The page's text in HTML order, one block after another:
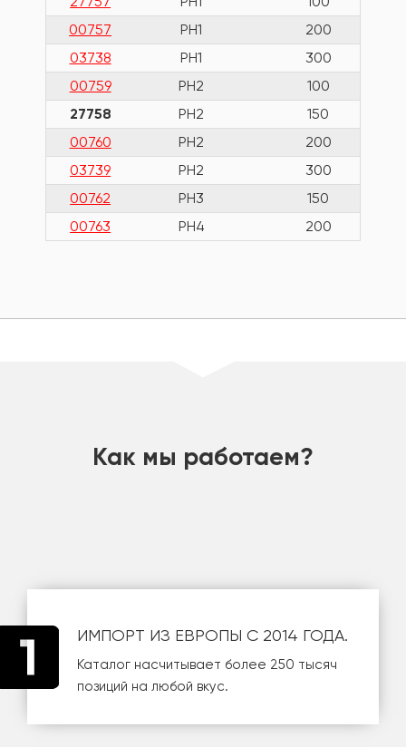
00757
PH1
200
03738
PH1
300
00759
PH2
100
27758
PH2
150
00760
PH2
200
03739
PH2
300
00762
PH3
150
00763
PH4 200
Как мы работаем?
ИМПОРТ ИЗ ЕВРОПЫ С 2014 ГОДА.
Каталог насчитывает более 250 тысяч
позиций на любой вкус.